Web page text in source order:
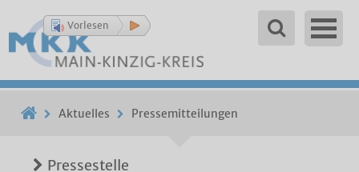
Vorlesen
Aktuelles Pressemitteilungen
Pressestelle